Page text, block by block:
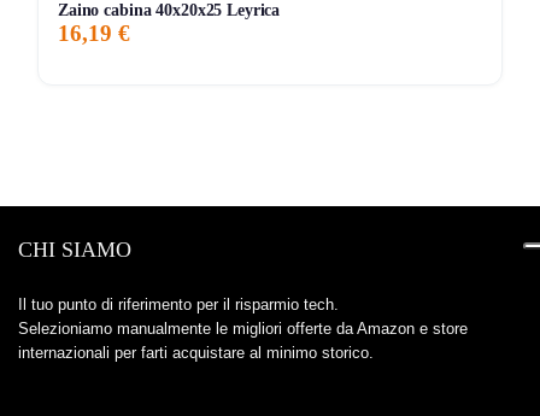
Zaino cabina 40x20x25 Leyrica
16,19 €
CHI SIAMO
Il tuo punto di riferimento per il risparmio tech.
Selezioniamo manualmente le migliori offerte da Amazon e store
internazionali per farti acquistare al minimo storico.